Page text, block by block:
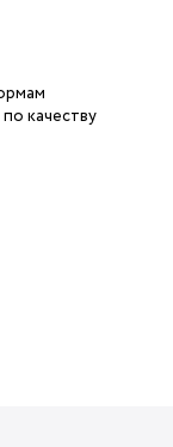
качеству